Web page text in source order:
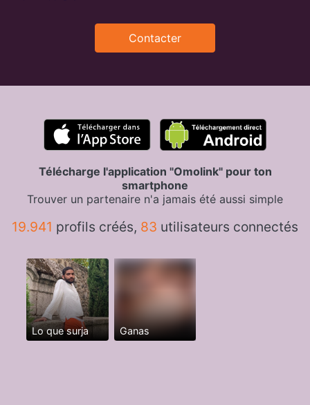
Contacter
Télécharge l'application "Omolink" pour ton
smartphone
Trouver un partenaire n'a jamais été aussi simple
19.941 profils créés, 83 utilisateurs connectés
Lo que surja Ganas